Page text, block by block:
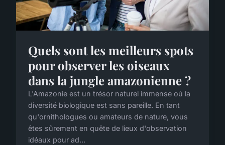
Quels sont les meilleurs spots
pour observer les oiseaux
dans la jungle amazonienne ?
L'Amazonie est un trésor naturel immense où la
diversité biologique est sans pareille. En tant
qu'ornithologues ou amateurs de nature, vous
êtes sûrement en quête de lieux d'observation
idéaux pour ad...